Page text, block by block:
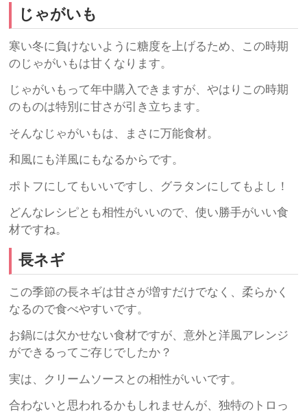
じゃがいも
寒い冬に負けないように糖度を上げるため、この時期
のじゃがいもは甘くなります。
じゃがいもって年中購入できますが、やはりこの時期
のものは特別に甘さが引き立ちます。
そんなじゃがいもは、まさに万能食材。
和風にも洋風にもなるからです。
ポトフにしてもいいですし、グラタンにしてもよし！
どんなレシピとも相性がいいので、使い勝手がいい食
材ですね。
長ネギ
この季節の長ネギは甘さが増すだけでなく、柔らかく
なるので食べやすいです。
お鍋には欠かせない食材ですが、意外と洋風アレンジ
ができるってご存じでしたか？
実は、クリームソースとの相性がいいです。
合わないと思われるかもしれませんが、独特のトロっ